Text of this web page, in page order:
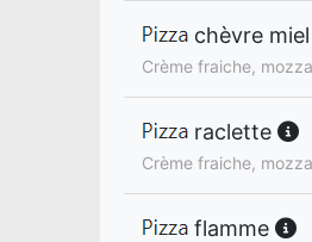
chèvre miel
Crème fraiche,
raclette
Crème fraiche,
flamme